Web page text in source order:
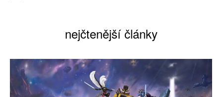
nejčtenější články